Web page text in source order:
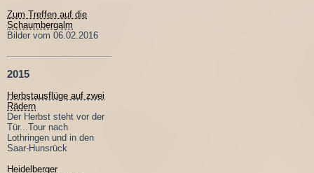
Zum Treffen auf die
Schaumbergalm
Bilder vom 06.02.2016
2015
Herbstausflüge auf zwei
Rädern
Der Herbst steht vor der
Tür...Tour nach
Lothringen und in den
Saar-Hunsrück
Heidelberger